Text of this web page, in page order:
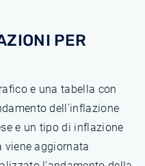
PER
e una tabella con
dell'inflazione
e un tipo di inflazione
viene aggiornata